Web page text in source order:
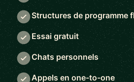
Structures de programme
Essai gratuit
Chats personnels
Appels en one-to-one